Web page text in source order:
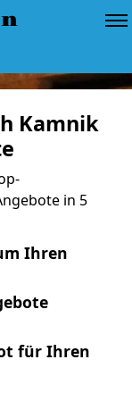
Kamnik
in 5
Ihren
für Ihren